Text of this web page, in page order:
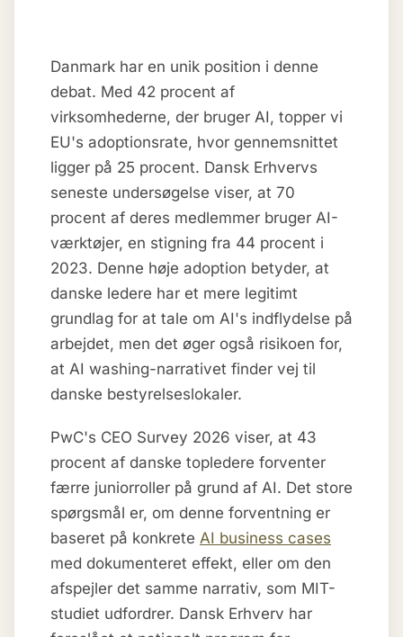
Danmark har en unik position i denne
debat. Med 42 procent af
virksomhederne, der bruger AI, topper vi
EU's adoptionsrate, hvor gennemsnittet
ligger på 25 procent. Dansk Erhvervs
seneste undersøgelse viser, at 70
procent af deres medlemmer bruger AI-
værktøjer, en stigning fra 44 procent i
2023. Denne høje adoption betyder, at
danske ledere har et mere legitimt
grundlag for at tale om AI's indflydelse på
arbejdet, men det øger også risikoen for,
at AI washing-narrativet finder vej til
danske bestyrelseslokaler.
PwC's CEO Survey 2026 viser, at 43
procent af danske topledere forventer
færre juniorroller på grund af AI. Det store
spørgsmål er, om denne forventning er
baseret på konkrete AI business cases
med dokumenteret effekt, eller om den
afspejler det samme narrativ, som MIT-
studiet udfordrer. Dansk Erhverv har